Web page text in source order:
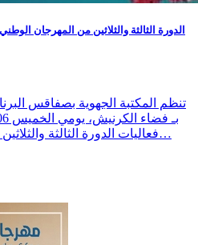
الدورة الثالثة والثلاثين من المهرجان
تنظم المكتبة الجهوية بصفاقس
فعاليات الدورة الثالثة والثلاثين من المهرجان الوطني لمصيف…